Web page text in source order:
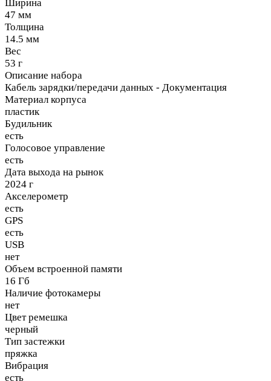
Ширина
47 мм
Толщина
14.5 мм
Вес
53 г
Описание набора
Кабель зарядки/передачи данных - Документация
Материал корпуса
пластик
Будильник
есть
Голосовое управление
есть
Дата выхода на рынок
2024 г
Акселерометр
есть
GPS
есть
USB
нет
Объем встроенной памяти
16 Гб
Наличие фотокамеры
нет
Цвет ремешка
черный
Тип застежки
пряжка
Вибрация
есть